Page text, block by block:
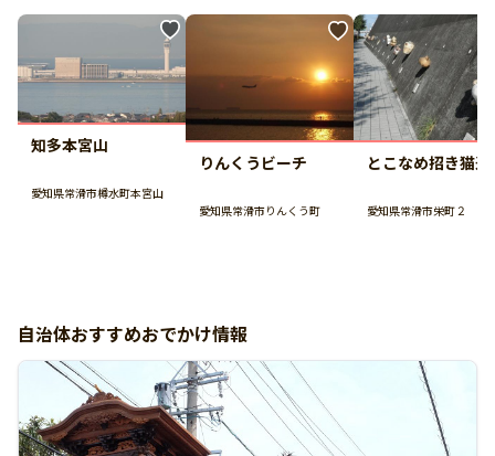
知多本宮山
愛知県常滑市樽水町本宮山
りんくうビーチ
愛知県常滑市りんくう町
とこなめ招き猫通
愛知県常滑市栄町２
自治体おすすめおでかけ情報